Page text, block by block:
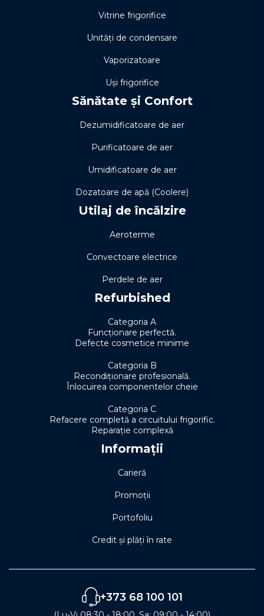
Vitrine frigorifice
Unități de condensare
Vaporizatoare
Uși frigorifice
Sănătate și Confort
Dezumidificatoare de aer
Purificatoare de aer
Umidificatoare de aer
Dozatoare de apă (Coolere)
Utilaj de încălzire
Aeroterme
Convectoare electrice
Perdele de aer
Refurbished
Categoria A
Funcționare perfectă.
Defecte cosmetice minime
Categoria B
Recondiționare profesională.
Înlocuirea componentelor cheie
Categoria C
Refacere completă a circuitului frigorific.
Reparație complexă
Informații
Carieră
Promoții
Portofoliu
Credit și plăți în rate
+373 68 100 101